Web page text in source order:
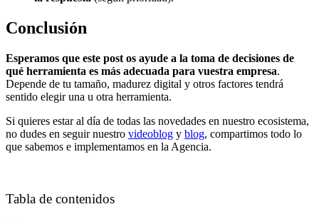
Conclusión
Esperamos que este post os ayude a la toma de decisiones de
qué herramienta es más adecuada para vuestra empresa.
Depende de tu tamaño, madurez digital y otros factores tendrá
sentido elegir una u otra herramienta.
Si quieres estar al día de todas las novedades en nuestro ecosistema,
no dudes en seguir nuestro videoblog y blog, compartimos todo lo
que sabemos e implementamos en la Agencia.
Tabla de contenidos